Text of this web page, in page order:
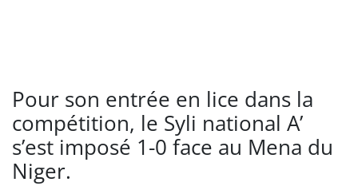
Pour son entrée en lice dans la
compétition, le Syli national A’
s’est imposé 1-0 face au Mena du
Niger.